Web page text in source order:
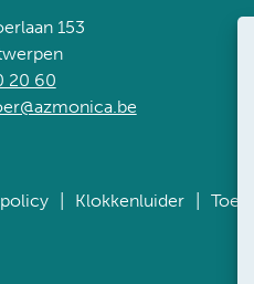
153
20 60
Klokkenluider